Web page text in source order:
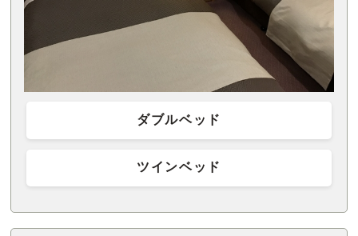
ダブルベッド
ツインベッド